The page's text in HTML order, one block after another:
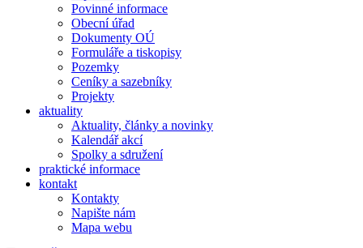
Povinné informace
Obecní úřad
Dokumenty OÚ
Formuláře a tiskopisy
Pozemky
Ceníky a sazebníky
Projekty
aktuality
Aktuality, články a novinky
Kalendář akcí
Spolky a sdružení
praktické informace
kontakt
Kontakty
Napište nám
Mapa webu